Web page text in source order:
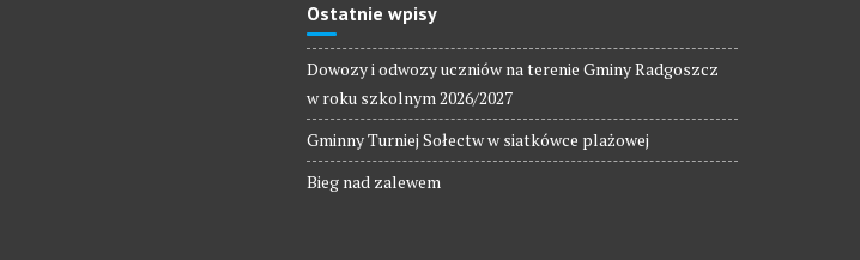
Ostatnie wpisy
Dowozy i odwozy uczniów na terenie Gminy Radgoszcz
w roku szkolnym 2026/2027
Gminny Turniej Sołectw w siatkówce plażowej
Bieg nad zalewem